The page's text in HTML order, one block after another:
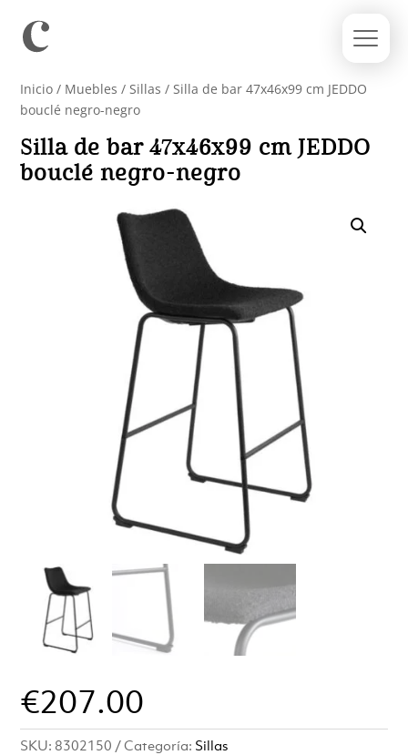
Inicio / Muebles /Sillas / Silla de bar 47x46x99 cm JEDDO
bouclé negro-negro
Silla de bar 47x46x99 cm JEDDO
bouclé negro-negro
€207.00
SKU: 8302150 Categoría: Sillas